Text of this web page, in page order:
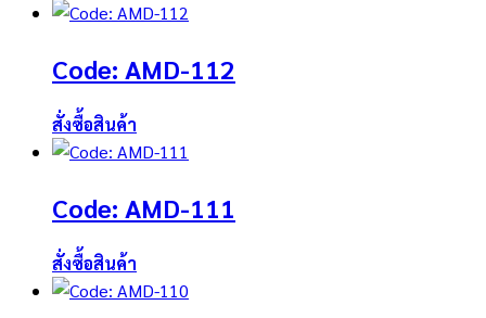
Code: AMD-112
สั่งซื้อสินค้า
Code: AMD-111
สั่งซื้อสินค้า